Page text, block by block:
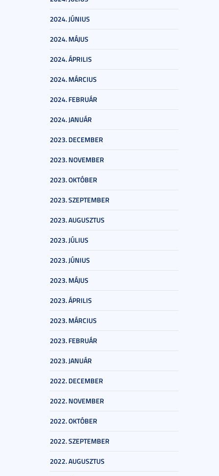
2024. JÚNIUS
2024. MÁJUS
2024. ÁPRILIS
2024. MÁRCIUS
2024. FEBRUÁR
2024. JANUÁR
2023. DECEMBER
2023. NOVEMBER
2023. OKTÓBER
2023. SZEPTEMBER
2023. AUGUSZTUS
2023. JÚLIUS
2023. JÚNIUS
2023. MÁJUS
2023. ÁPRILIS
2023. MÁRCIUS
2023. FEBRUÁR
2023. JANUÁR
2022. DECEMBER
2022. NOVEMBER
2022. OKTÓBER
2022. SZEPTEMBER
2022. AUGUSZTUS